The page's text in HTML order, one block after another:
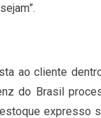
ao cliente
do Brasil
expresso